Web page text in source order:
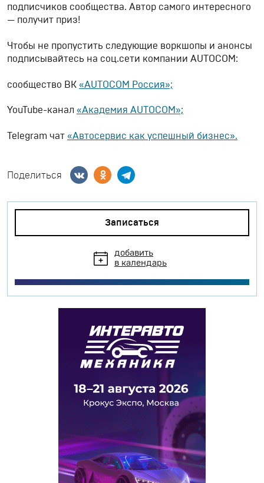
подписчиков сообщества. Автор самого интересного
— получит приз!
Чтобы не пропустить следующие воркшопы и анонсы
подписывайтесь на соц.сети компании AUTOCOM:
сообщество ВК «AUTOCOM Россия»;
YouTube-канал «Академия AUTOCOM»;
Telegram чат «Автосервис как успешный бизнес».
Поделиться
Записаться
добавить
в календарь